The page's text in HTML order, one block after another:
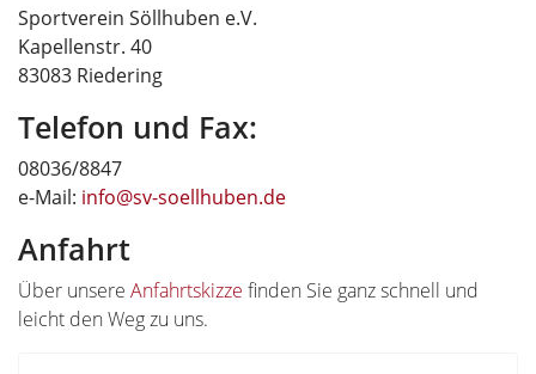
Sportverein Söllhuben e.V.
Kapellenstr. 40
83083 Riedering
Telefon und Fax:
08036/8847
e-Mail: info@sv-soellhuben.de
Anfahrt
Über unsere Anfahrtskizze finden Sie ganz schnell und
leicht den Weg zu uns.